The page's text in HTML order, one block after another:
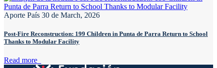
Aporte País 30 de March, 2026
Post-Fire Reconstruction: 199 Children in Punta de Parra Return to School
Thanks to Modular Facility
Read more